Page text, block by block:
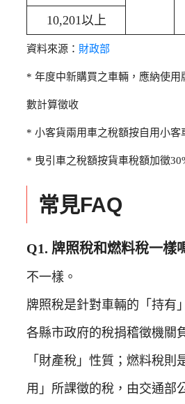
10,201以上
資料來源： 財政部
* 年度中新購買之車輛，應納使用
數計算徵收
* 小客貨兩用車之稅額按自用小客
* 曳引車之稅額按貨車稅額加徵
常見FAQ
Q1. 牌照稅和燃料稅一樣
不一樣。
牌照稅是針對車輛的「持有
各縣市政府的稅捐稽徵機關
「財產稅」性質；燃料稅則
用」所課徵的稅，由交通部